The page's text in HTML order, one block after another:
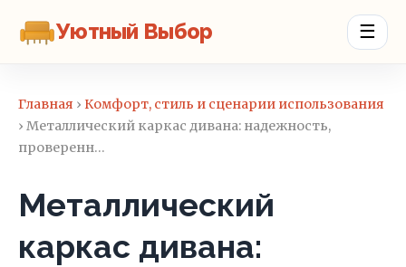
Уютный Выбор ☰
Главная › Комфорт, стиль и сценарии использования
› Металлический каркас дивана: надежность,
проверенн…
Металлический
каркас дивана: